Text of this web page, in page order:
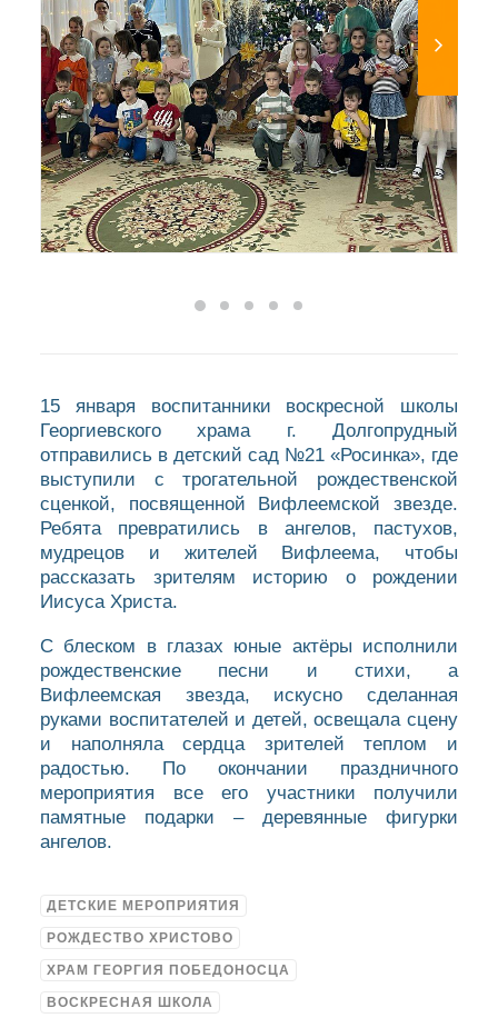
15 января воспитанники воскресной школы
Георгиевского храма г. Долгопрудный
отправились в детский сад №21 «Росинка», где
выступили с трогательной рождественской
сценкой, посвященной Вифлеемской звезде.
Ребята превратились в ангелов, пастухов,
мудрецов и жителей Вифлеема, чтобы
рассказать зрителям историю о рождении
Иисуса Христа.
С блеском в глазах юные актёры исполнили
рождественские песни и стихи, а
Вифлеемская звезда, искусно сделанная
руками воспитателей и детей, освещала сцену
и наполняла сердца зрителей теплом и
радостью. По окончании праздничного
мероприятия все его участники получили
памятные подарки – деревянные фигурки
ангелов.
ДЕТСКИЕ МЕРОПРИЯТИЯ
РОЖДЕСТВО ХРИСТОВО
ХРАМ ГЕОРГИЯ ПОБЕДОНОСЦА
ВОСКРЕСНАЯ ШКОЛА